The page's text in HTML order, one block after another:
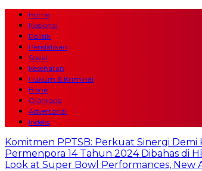
Home
Nasional
Politik
Pendidikan
Sosial
Kesehatan
Hukum & Kriminal
Bisnis
Olahraga
Advertorial
Indeks
Komitmen PPTSB: Perkuat Sinergi Demi
Permenpora 14 Tahun 2024 Dibahas di
Look at Super Bowl Performances, New